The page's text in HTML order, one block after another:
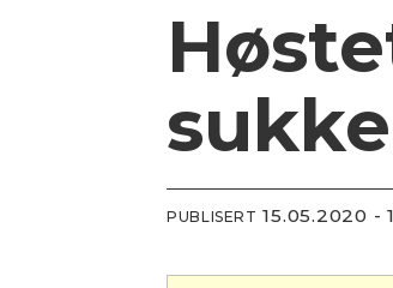
PUBLISERT 15.05.2020 -